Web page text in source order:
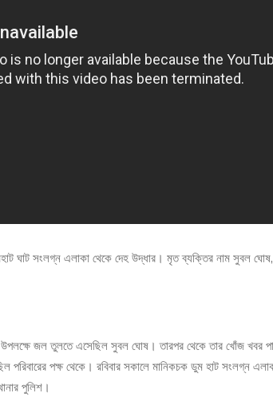
ঘাট সংলগ্ন এলাকা থেকে দেহ উদ্ধার। মৃত ব্যক্তির নাম সুবল ঘোষ,
উপলক্ষে জল তুলতে এসেছিল সুবল ঘোষ। তারপর থেকে তার খোঁজ খবর
পরিবারের পক্ষ থেকে। রবিবার সকালে মানিকচক ডুম হাট সংলগ্ন
পুলিশ।